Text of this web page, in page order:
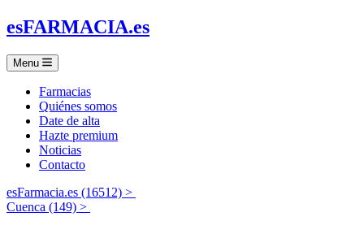
esFARMACIA.es
Menu
Farmacias
Quiénes somos
Date de alta
Hazte premium
Noticias
Contacto
esFarmacia.es (16512) >
Cuenca (149) >